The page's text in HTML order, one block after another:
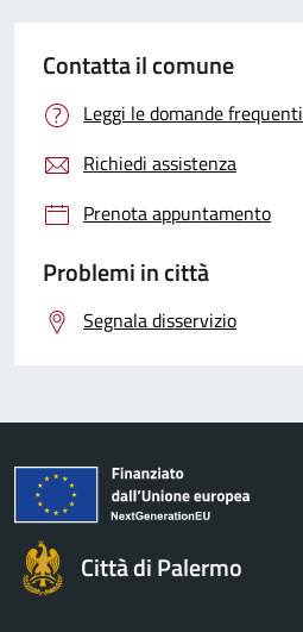
Contatta il comune
Leggi le domande frequenti
Richiedi assistenza
Prenota appuntamento
Problemi in città
Segnala disservizio
Città di Palermo